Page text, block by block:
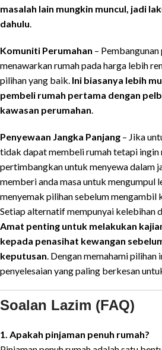
masalah lain mungkin muncul, jadi
dahulu
Komuniti Perumahan –
menawarkan rumah pada harga lebih
pilihan yang baik. Ini biasanya lebih
pembeli rumah pertama dengan
kawasan perumahan
Penyewaan Jangka Panjang – Jika
tidak dapat membeli rumah tetapi
pertimbangkan untuk menyewa dalam
memberi anda masa untuk mengumpul
menyemak pilihan sebelum mengambil
Setiap alternatif mempunyai kelebihan
Amat penting untuk melakukan
kepada penasihat kewangan
keputusan . Dengan memahami
penyelesaian yang paling berkesan
Soalan Lazim (FAQ)
1. Apakah pinjaman penuh rumah?